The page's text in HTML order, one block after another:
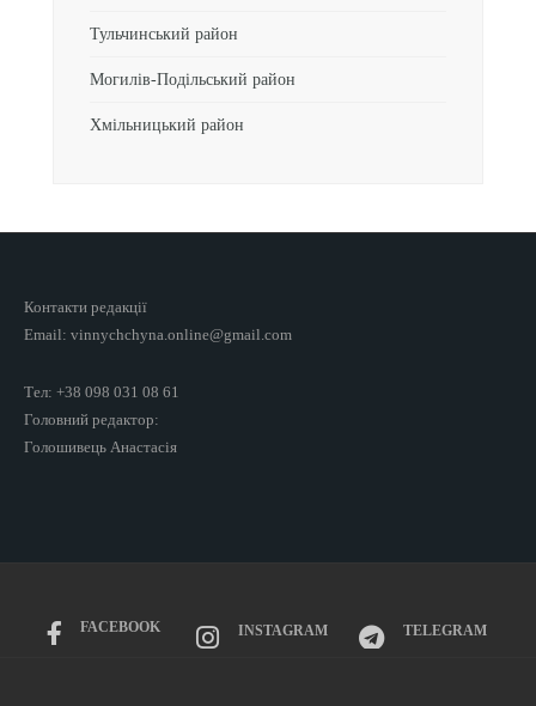
Тульчинський район
Могилів-Подільський район
Хмільницький район
Контакти редакції
Email: vinnychchyna.online@gmail.com
Тел: +38 098 031 08 61
Головний редактор:
Голошивець Анастасія
FACEBOOK INSTAGRAM TELEGRAM